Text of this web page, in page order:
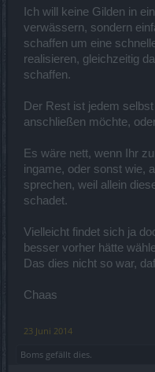
Ich will keine Gilden in
verwässern, sondern
schaffen um eine
realisieren, gleichzeitig
schaffen.
Der Rest ist jedem
anschließen möchte,
Es wäre nett, wenn Ihr
ingame, oder sonst wie,
sprechen, weil allein
schadet.
Vielleicht findet sich ja
besser vorher hätte
Das dies nicht so war,
Chaas
23 Juni 2014
Boms gefällt dies.